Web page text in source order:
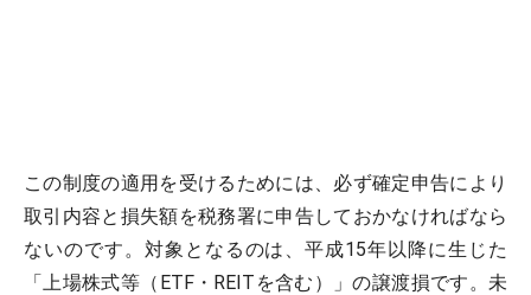
この制度の適用を受けるためには、必ず確定申告により
取引内容と損失額を税務署に申告しておかなければなら
ないのです。対象となるのは、平成15年以降に生じた
「上場株式等（ETF・REITを含む）」の譲渡損です。未